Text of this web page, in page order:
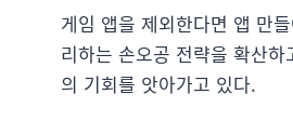
게임 앱을 제외한다면 앱 만
리하는 손오공 전략을 확산
의 기회를 앗아가고 있다.